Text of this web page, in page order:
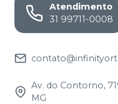
Atendimento
31 99711-0008
Av. do Contorno,
MG